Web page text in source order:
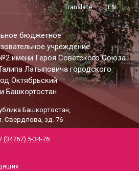
Translate EN
бюджетное
учреждение
имени Героя Советского Союза
Латыповича городского
Октябрьский
Башкортостан
Башкортостан,
Свердлова, зд. 76
(34767) 5-34-76